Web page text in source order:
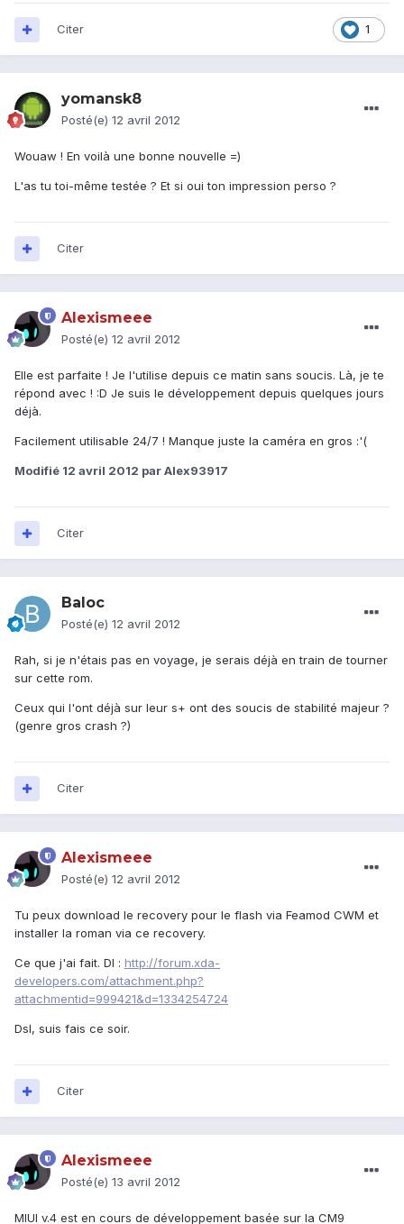
1
Citer
yomansk8
Posté(e) 12 avril 2012
Wouaw ! En voilà une bonne nouvelle =)
L'as tu toi-même testée ? Et si oui ton impression perso ?
Citer
Alexismeee
Posté(e) 12 avril 2012
Elle est parfaite ! Je l'utilise depuis ce matin sans soucis. Là, je te
répond avec ! :D Je suis le développement depuis quelques jours
déjà.
Facilement utilisable 24/7 ! Manque juste la caméra en gros :'(
Modifié 12 avril 2012 par Alex93917
Citer
Baloc
Posté(e) 12 avril 2012
Rah, si je n'étais pas en voyage, je serais déjà en train de tourner
sur cette rom.
Ceux qui l'ont déjà sur leur s+ ont des soucis de stabilité majeur ?
(genre gros crash ?)
Citer
Alexismeee
Posté(e) 12 avril 2012
Tu peux download le recovery pour le flash via Feamod CWM et
installer la roman via ce recovery.
Ce que j'ai fait. Dl : http://forum.xda-
developers.com/attachment.php?
attachmentid=999421&d=1334254724
Dsl, suis fais ce soir.
Citer
Alexismeee
Posté(e) 13 avril 2012
MIUI v.4 est en cours de développement basée sur la CM9